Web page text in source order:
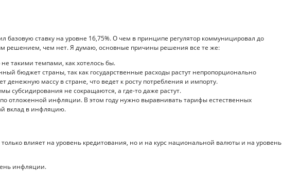
базовую ставку на уровне 16,75%. О чем в принципе регулятор коммуницировал до
решением, чем нет. Я думаю, основные причины решения все те же:
такими темпами, как хотелось бы.
бюджет страны, так как государственные расходы растут непропорционально
денежную массу в стране, что ведет к росту потребления и импорту.
субсидирования не сокращаются, а где-то даже растут.
отложенной инфляции. В этом году нужно выравнивать тарифы естественных
вклад в инфляцию.
влияет на уровень кредитования, но и на курс национальной валюты и на уровень
инфляции.